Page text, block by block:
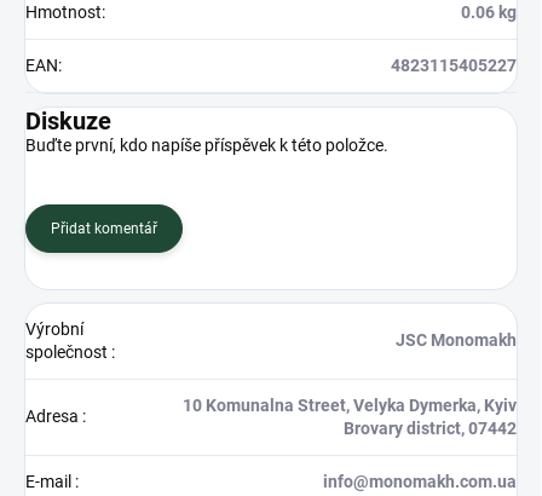
Hmotnost: 0.06 kg
EAN: 4823115405227
Diskuze
Buďte první, kdo napíše příspěvek k této položce.
Přidat komentář
Výrobní
společnost :
JSC Monomakh
Adresa :
10 Komunalna Street, Velyka Dymerka, Kyiv
Brovary district, 07442
E-mail : info@monomakh.com.ua